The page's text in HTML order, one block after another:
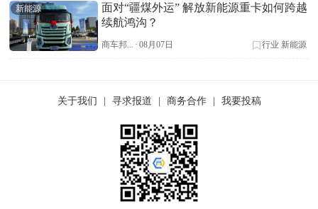
新能源
面对“疆煤外运” 解放新能源重卡如何跨越
续航鸿沟？
商车邦... · 08月07日 行业 新能源
关于我们 | 寻求报道 | 商务合作 | 我要投稿